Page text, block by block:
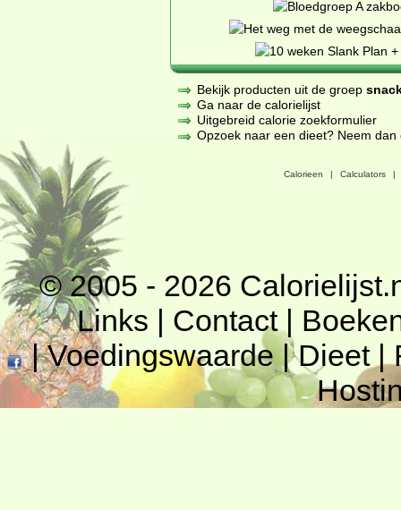
Bekijk producten uit de groep
Ga naar de calorielijst
Uitgebreid calorie zoekformulier
Opzoek naar een dieet? Neem
Calorieen | Calculators |
© 2005 - 2026
Links | Contact|
|Voedingswaarde|Dieet|